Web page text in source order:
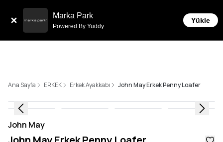
Marka Park
Powered By Yuddy
Yükle
Ana Sayfa ERKEK Erkek Ayakkabı John May Erkek Penny Loafer
John May